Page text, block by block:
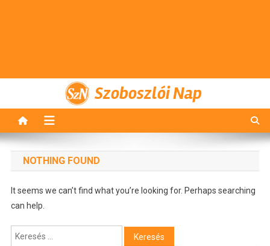
Szoboszlói Nap
NOTHING FOUND
It seems we can’t find what you’re looking for. Perhaps searching
can help.
Keresés: